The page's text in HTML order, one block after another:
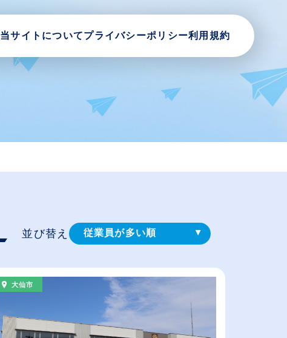
当サイトについてプライバシーポリシー利用規約
並び替え 従業員が多い順
給与が高い順
（⾼卒の給与を基準）
休日数が多い順
大仙市